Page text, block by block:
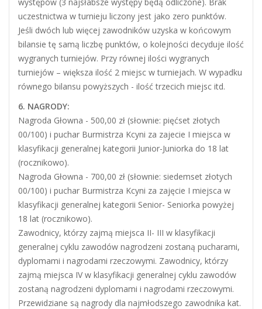
uczestnictwa w turnieju liczony jest jako zero punktów.
Jeśli dwóch lub więcej zawodników uzyska w końcowym
bilansie tę samą liczbę punktów, o kolejności decyduje ilość
wygranych turniejów. Przy równej ilości wygranych
turniejów – większa ilość 2 miejsc w turniejach. W wypadku
równego bilansu powyższych - ilość trzecich miejsc itd.
6. NAGRODY:
Nagroda Głowna - 500,00 zł (słownie: pięćset złotych
00/100) i puchar Burmistrza Kcyni za zajecie I miejsca w
klasyfikacji generalnej kategorii Junior-Juniorka do 18 lat
(rocznikowo).
Nagroda Głowna - 700,00 zł (słownie: siedemset złotych
00/100) i puchar Burmistrza Kcyni za zajęcie I miejsca w
klasyfikacji generalnej kategorii Senior- Seniorka powyżej
18 lat (rocznikowo).
Zawodnicy, którzy zajmą miejsca II- III w klasyfikacji
generalnej cyklu zawodów nagrodzeni zostaną pucharami,
dyplomami i nagrodami rzeczowymi. Zawodnicy, którzy
zajmą miejsca IV w klasyfikacji generalnej cyklu zawodów
zostaną nagrodzeni dyplomami i nagrodami rzeczowymi.
Przewidziane są nagrody dla najmłodszego zawodnika kat.